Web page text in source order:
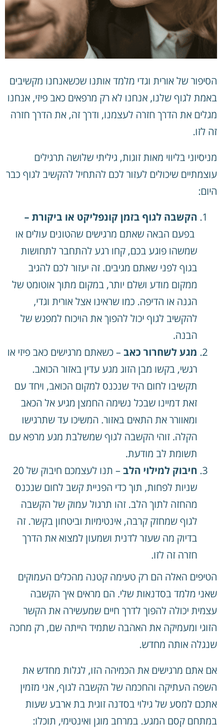
הסיפור של אורית וגדי מלמד אותנו שכשאנחנו מקשיבים
באמת לגוף שלנו, אנחנו לא רק מרפאים כאב פיזי, אנחנו
מגלים את הדרך חזרה לעצמנו, ודרך זה, את הדרך חזרה
זה לזו.
מניסיוני בליווי מאות זוגות, גיליתי שלושה תרגילים
עוצמתיים שיכולים לעזור לכם להתחיל להקשיב לגוף כבר
היום:
הקשבה לגוף בזמן קונפליקט או ביקורת –
בפעם הבאה שאתם מרגישים שהטונים עולים או
שמשהו פוגע בכם, קחו רגע להתחבר לתחושות
בגוף לפני שאתם מגיבים. זה יעזור לכם להגיב
ממקום מודע ושלם יותר, במקום מתוך אוטומט של
הגנה או הדיפה. כמו שראינו אצל אורית וגדי,
להקשיב לגוף יכול להפוך את הויכוח למפגש של
הבנה.
מגע לשחרור כאב – כשאתם מרגישים כאב פיזי או
רגשי, בקשו מבן הזוג מגע עדין באזור הכואב.
תקשיבו לחום היד שנכנס למקום הכואב, ויחד עם
זאת דמיינו שבכל נשימה החמצן מגיע אל הכאב
ומאוורר את התאים באזור. המשיכו עד שתרגישו
הקלה. זוהי הקשבה לגוף שמשלבת מגע מרפא עם
תשומת לב מודעת.
חיבוק למילוי הלב
– תנו לעצמכם חיבוק של 20
שניות לפחות, תוך כדי הפניית קשב לחום שנכנס
מהחזה לתוך הלב. זהו תרגול עמוק של הקשבה
לגוף שמחזק קרבה, אינטימיות וביטחון בקשר. זה
בדיוק מה שעזר לדנית ושמעון למצוא את הדרך
חזרה זה לזו.
הטיפים האלה הם רק טעימה קטנה מהכלים העמוקים
שאני מלמד בסדנאות שלי. הם מראים איך הקשבה
עצמית יכולה להפוך לדרך חיים שמעשירה את הקשר
הזוגי ומעמיקה את האהבה שתמיד הייתה שם, רק מחכה
שנגלה אותה מחדש.
אם אתם מרגישים את הכמיהה הזו, לגלות מחדש את
השפה העתיקה והחכמה של הקשבה לגוף, אני מזמין
אתכם למסע של גילוי בסדנה זוגית בת ארבע שעות
במתחם קסם המגע. במרחב מוגן ואינטימי, תוכלו: